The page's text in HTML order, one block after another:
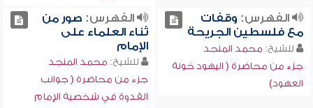
الفهرس: وقفات
مع فلسطين الجريحة
للشيخ: محمد المنجد
جزء من محاضرة ( اليهود خونة
العهود)
الفهرس: صور من
ثناء العلماء على
الإمام
للشيخ: محمد المنجد
جزء من محاضرة ( جوانب
القدوة في شخصية الإمام